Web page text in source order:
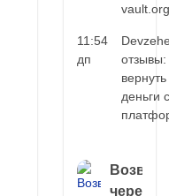
vault.org
11:54
дп
отзывы:
вернуть
деньги с
через